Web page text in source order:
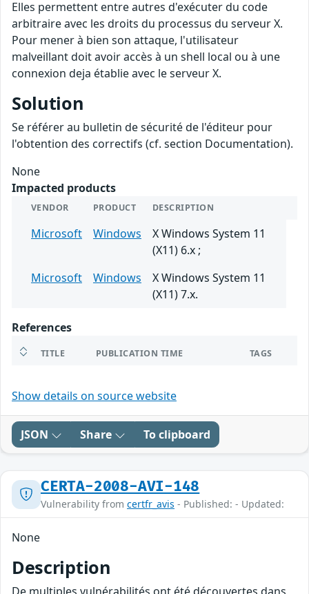
Elles permettent entre autres d'exécuter du code
arbitraire avec les droits du processus du serveur X.
Pour mener à bien son attaque, l'utilisateur
malveillant doit avoir accès à un shell local ou à une
connexion deja établie avec le serveur X.
Solution
Se référer au bulletin de sécurité de l'éditeur pour
l'obtention des correctifs (cf. section Documentation).
None
Impacted products
VENDOR PRODUCT DESCRIPTION
Microsoft Windows
X Windows System 11
(X11) 6.x ;
Microsoft
Windows
X Windows System 11
(X11) 7.x.
References
TITLE PUBLICATION TIME TAGS
Show details on source website
JSON Share To clipboard
CERTA-2008-AVI-148
Vulnerability from certfr_avis - Published: - Updated:
None
Description